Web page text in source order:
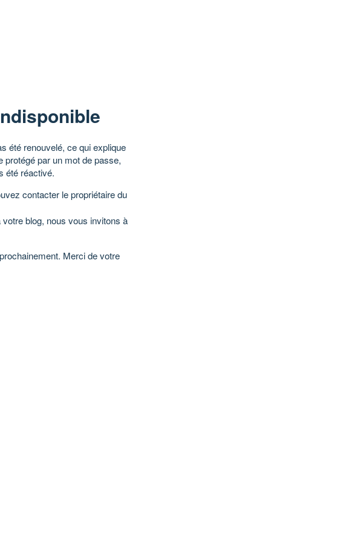
été renouvelé, ce qui explique
protégé par un mot de passe,
été réactivé.
contacter le propriétaire du
blog, nous vous invitons à
Merci de votre